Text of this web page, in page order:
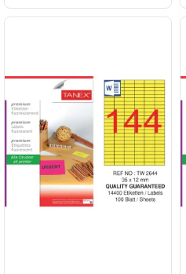
900 TL Üzeri Kargo Ücretsiz